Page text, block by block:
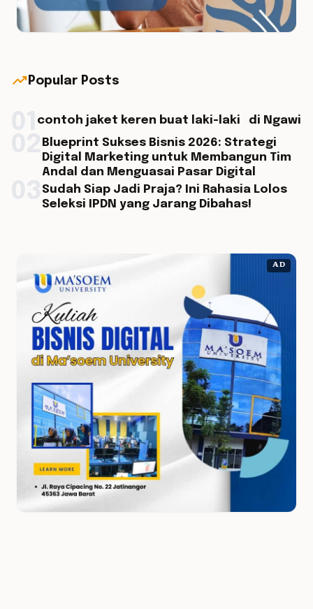
trending_up Popular Posts
contoh jaket keren buat laki-laki di Ngawi
Blueprint Sukses Bisnis 2026: Strategi
Digital Marketing untuk Membangun Tim
Andal dan Menguasai Pasar Digital
Sudah Siap Jadi Praja? Ini Rahasia Lolos
Seleksi IPDN yang Jarang Dibahas!
AD